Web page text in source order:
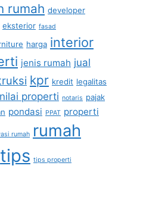
rumah developer
eksterior fasad
harga interior
jenis rumah jual
kpr kredit legalitas
nilai properti notaris pajak
pondasi PPAT properti
rumah rumah
tips tips properti